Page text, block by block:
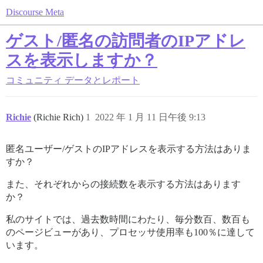
Discourse Meta
ゲスト/匿名の訪問者のIPアドレ
スを表示しますか？
コミュニティ データとレポート
Richie (Richie Rich) 2022 年 1 月 11 日午後 9:13
1
匿名ユーザー/ゲストのIPアドレスを表示する方法はありま
すか？
また、それぞれからの接続数を表示する方法はあります
か？
私のサイトでは、過去数時間にわたり、毎分数百、数百も
のページビューがあり、プロセッサ使用率も100％に達して
います。